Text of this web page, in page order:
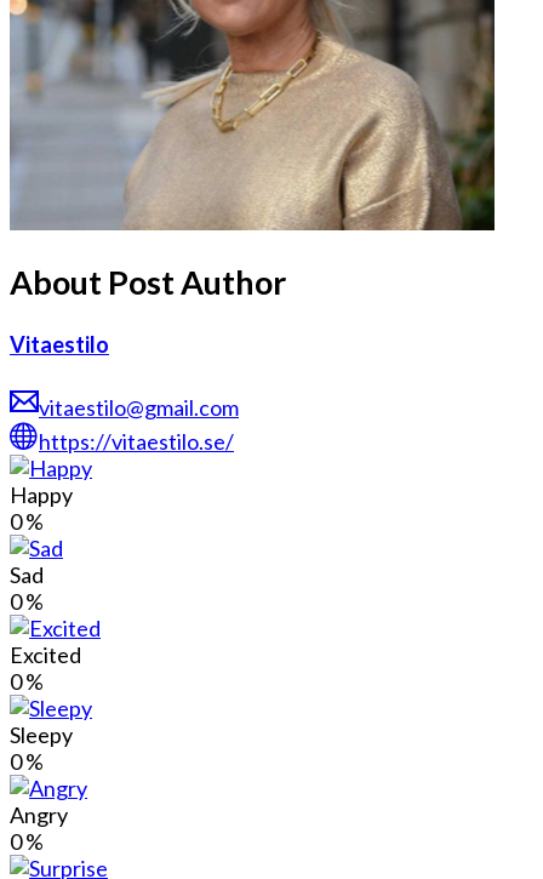
About Post Author
Vitaestilo
vitaestilo@gmail.com
https://vitaestilo.se/
Happy
0%
Sad
0%
Excited
0%
Sleepy
0%
Angry
0%